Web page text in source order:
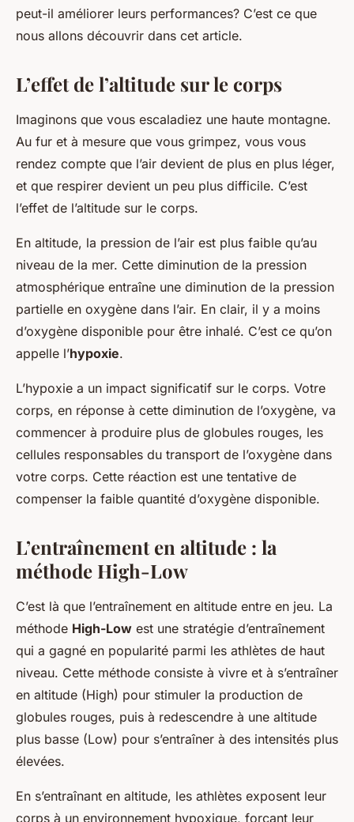
peut-il améliorer leurs performances? C’est ce que
nous allons découvrir dans cet article.
L’effet de l’altitude sur le corps
Imaginons que vous escaladiez une haute montagne.
Au fur et à mesure que vous grimpez, vous vous
rendez compte que l’air devient de plus en plus léger,
et que respirer devient un peu plus difficile. C’est
l’effet de l’altitude sur le corps.
En altitude, la pression de l’air est plus faible qu’au
niveau de la mer. Cette diminution de la pression
atmosphérique entraîne une diminution de la pression
partielle en oxygène dans l’air. En clair, il y a moins
d’oxygène disponible pour être inhalé. C’est ce qu’on
appelle l’hypoxie.
L’hypoxie a un impact significatif sur le corps. Votre
corps, en réponse à cette diminution de l’oxygène, va
commencer à produire plus de globules rouges, les
cellules responsables du transport de l’oxygène dans
votre corps. Cette réaction est une tentative de
compenser la faible quantité d’oxygène disponible.
L’entraînement en altitude : la
méthode High-Low
C’est là que l’entraînement en altitude entre en jeu. La
méthode High-Low est une stratégie d’entraînement
qui a gagné en popularité parmi les athlètes de haut
niveau. Cette méthode consiste à vivre et à s’entraîner
en altitude (High) pour stimuler la production de
globules rouges, puis à redescendre à une altitude
plus basse (Low) pour s’entraîner à des intensités plus
élevées.
En s’entraînant en altitude, les athlètes exposent leur
corps à un environnement hypoxique, forçant leur